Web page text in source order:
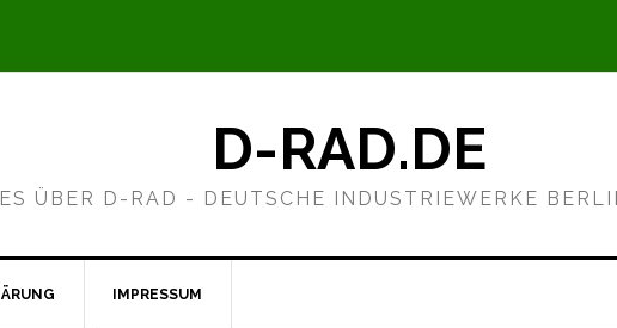
D-RAD.DE
ÜBER D-RAD - DEUTSCHE INDUSTRIEWERKE
IMPRESSUM